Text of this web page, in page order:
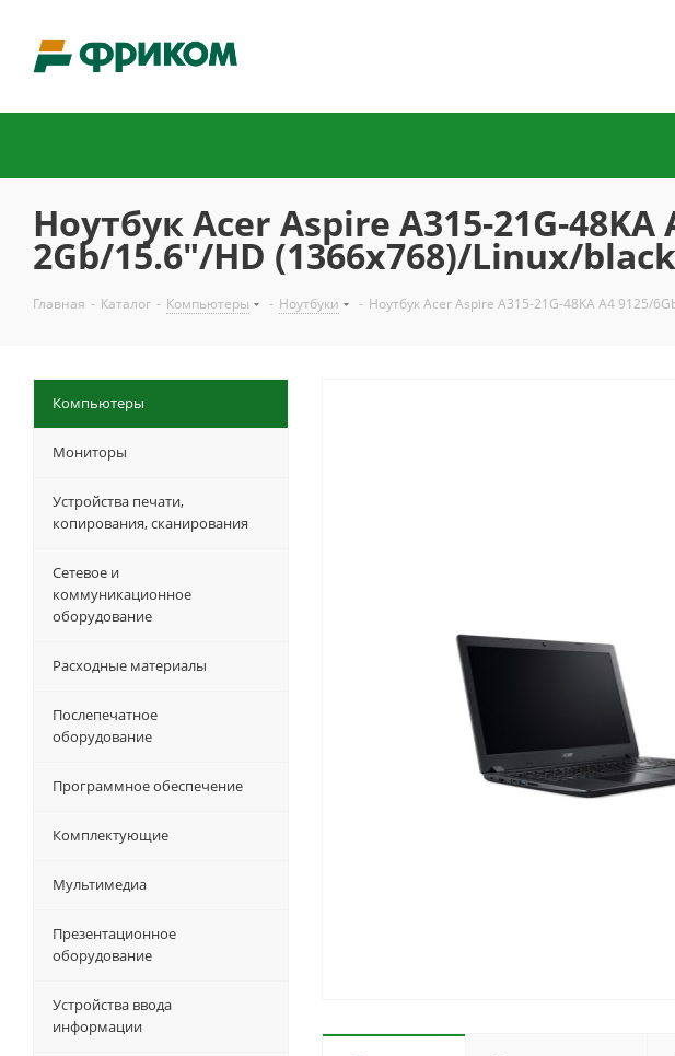
Ноутбук Acer Aspire A315-21G-
2Gb/15.6"/HD (1366x768)/Linux/
Главная - Каталог - Компьютеры - Ноутбуки - Ноутбук Acer Aspire A315-21G-48KA A4 9125/
Компьютеры
Мониторы
Устройства печати,
копирования, сканирования
Сетевое и
коммуникационное
оборудование
Расходные материалы
Послепечатное
оборудование
Программное обеспечение
Комплектующие
Мультимедиа
Презентационное
оборудование
Устройства ввода
информации